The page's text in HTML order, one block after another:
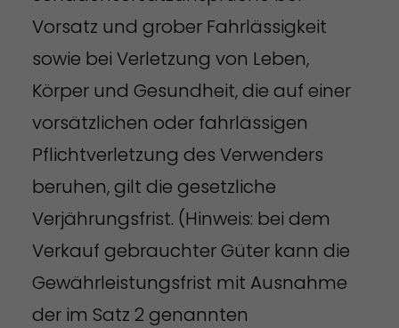
Vorsatz und grober Fahrlässigkeit
sowie bei Verletzung von Leben,
Körper und Gesundheit, die auf einer
vorsätzlichen oder fahrlässigen
Pflichtverletzung des Verwenders
beruhen, gilt die gesetzliche
Verjährungsfrist. (Hinweis: bei dem
Verkauf gebrauchter Güter kann die
Gewährleistungsfrist mit Ausnahme
der im Satz 2 genannten